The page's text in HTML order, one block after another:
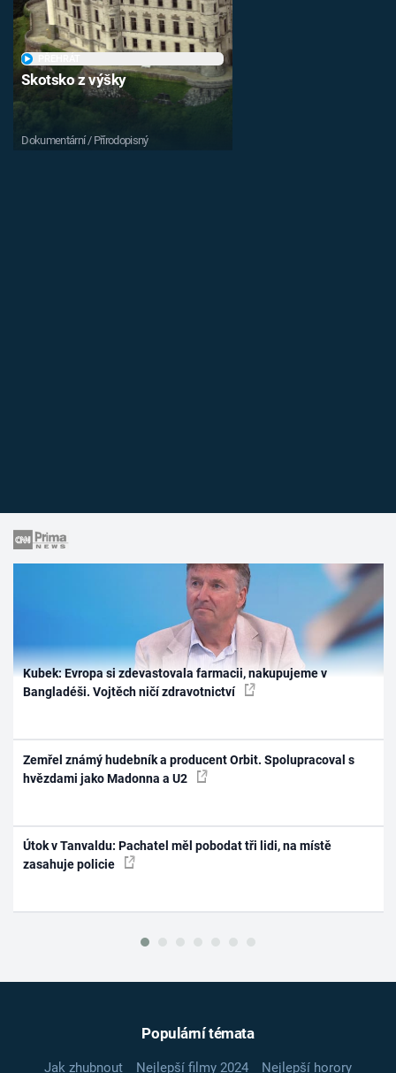
Skotsko z výšky
Dokumentární / Přírodopisný
Kubek: Evropa si zdevastovala farmacii, nakupujeme v
Bangladéši. Vojtěch ničí zdravotnictví
Zemřel známý hudebník a producent Orbit. Spolupracoval s
hvězdami jako Madonna a U2
Útok v Tanvaldu: Pachatel měl pobodat tři lidi, na místě
zasahuje policie
Populární témata
Jak zhubnout Nejlepší filmy 2024
Nejlepší horory